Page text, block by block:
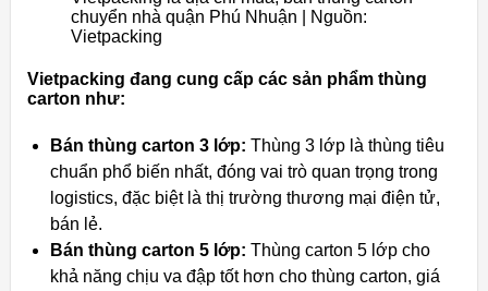
chuyển nhà quận Phú Nhuận | Nguồn:
Vietpacking
Vietpacking đang cung cấp các sản phẩm thùng
carton như:
Bán thùng carton 3 lớp: Thùng 3 lớp là thùng tiêu
chuẩn phổ biến nhất, đóng vai trò quan trọng trong
logistics, đặc biệt là thị trường thương mại điện tử,
bán lẻ.
Bán thùng carton 5 lớp: Thùng carton 5 lớp cho
khả năng chịu va đập tốt hơn cho thùng carton, giá